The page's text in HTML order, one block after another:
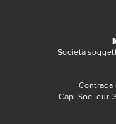
Società
Contrada
Cap. Soc. eur.